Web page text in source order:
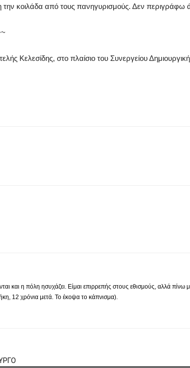
την κοιλάδα από τους πανηγυρισμούς. Δεν περιγράφω
Κελεσίδης, στο πλαίσιο του Συνεργείου
και η πόλη ησυχάζει. Είμαι επιρρεπής στους εθισμούς, αλλά πίνω
12 χρόνια μετά. Το έκοψα το κάπνισμα).